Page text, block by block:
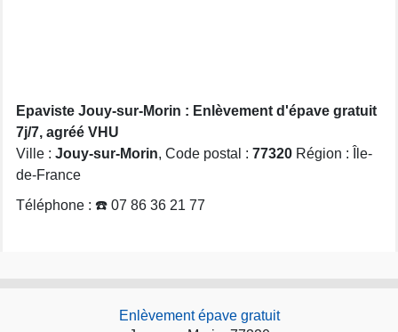
Epaviste Jouy-sur-Morin : Enlèvement d'épave gratuit
7j/7, agréé VHU
Ville : Jouy-sur-Morin, Code postal : 77320 Région : Île-
de-France
Téléphone : ☎️ 07 86 36 21 77
Enlèvement épave gratuit